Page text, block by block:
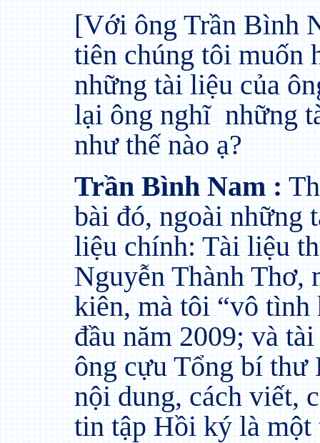
[Với ông Trần Bình
tiên chúng tôi muốn
những tài liệu của
lại ông nghĩ những
như thế nào ạ?
Trần Bình Nam :
bài đó, ngoài những
liệu chính: Tài liệu
Nguyễn Thành Thơ,
kiên, mà tôi “vô tình
đầu năm 2009; và
ông cựu Tổng bí thư
nội dung, cách viết,
tin tập Hồi ký là